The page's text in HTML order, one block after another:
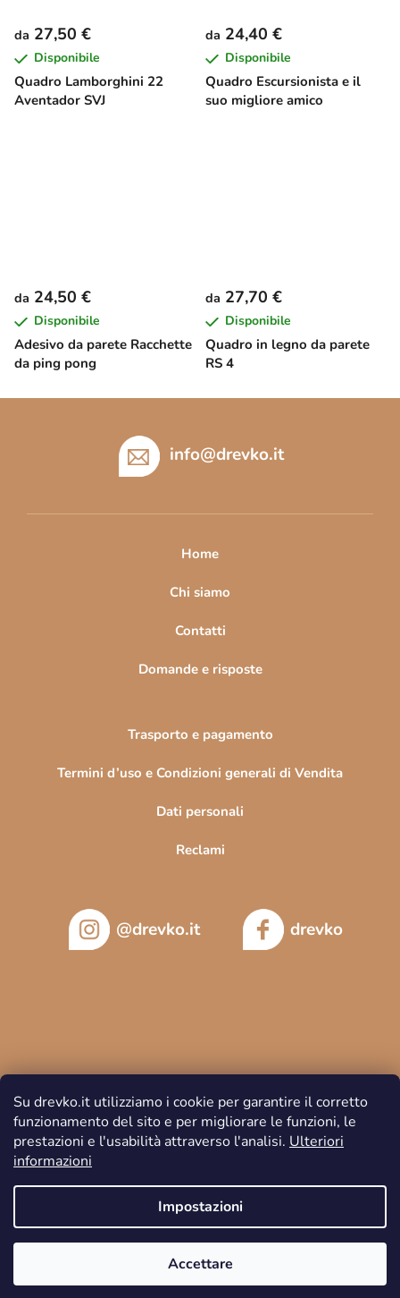
Su drevko.it utilizziamo i cookie per garantire il corretto
funzionamento del sito e per migliorare le funzioni, le
prestazioni e l'usabilità attraverso l'analisi. Ulteriori
informazioni
Impostazioni
Accettare
Quadro Lamborghini 22
Aventador SVJ
da 27,50 €
Disponibile
Quadro Escursionista e il
suo migliore amico
da 24,40 €
Disponibile
Adesivo da parete Racchette
da ping pong
da 24,50 €
Disponibile
Quadro in legno da parete
RS 4
da 27,70 €
Disponibile
info@drevko.it
Home
Chi siamo
Contatti
Domande e risposte
Trasporto e pagamento
Termini d’uso e Condizioni generali di Vendita
Dati personali
Reclami
@drevko.it drevko
Creato da Shoptet